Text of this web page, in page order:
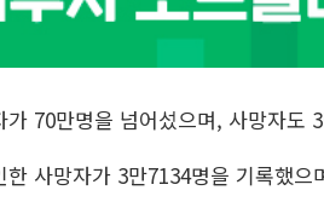
70만명을 넘어섰으며, 사망자도
사망자가 3만7134명을 기록했